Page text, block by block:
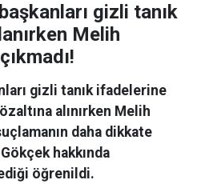
gizli tanık
Melih
gizli tanık ifadelerine
alınırken Melih
daha dikkate
Gökçek hakkında
öğrenildi.